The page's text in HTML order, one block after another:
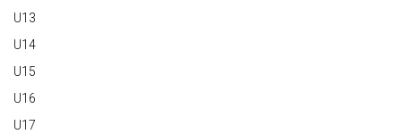
U13
U14
U15
U16
U17